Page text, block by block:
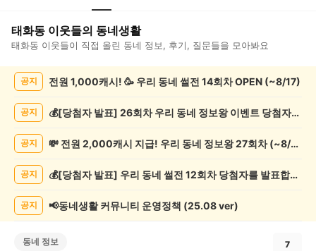
태화동 이웃들의 동네생활
태화동 이웃들이 직접 올린 동네 정보, 후기, 질문들을 모아봐요
공지 전원 1,000캐시! 🥳 우리 동네 썰전 14회차 OPEN (~8/17)
공지 💰[당첨자 발표] 26회차 우리 동네 정보왕 이벤트 당첨자를 발표합니다!
공지 💸 전원 2,000캐시 지급! 우리 동네 정보왕 27회차 (~8/10)
공지 💰[당첨자 발표] 우리 동네 썰전 12회차 당첨자를 발표합니다!
공지 📢동네생활 커뮤니티 운영정책 (25.08 ver)
동네 정보 7